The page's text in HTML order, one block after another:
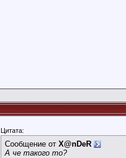
Цитата:
Сообщение от X@nDeR
А че такого то?